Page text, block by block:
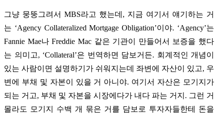
그냥 뭉뚱그려서 MBS라고 했는데, 지금 여기서 얘기하는 거
는 ‘Agency Collateralized Mortgage Obligation’이야. ‘Agency’는
Fannie Mae나 Freddie Mac 같은 기관이 만들어서 보증을 했다
는 의미고, ‘Collateral’은 번역하면 담보거든. 회계적인 개념이
있는 사람이면 설명하기가 쉬워지는데 좌변에 자산이 있고, 우
변에 부채 및 자본이 있을 거 아니야. 여기서 자산은 모기지가
되는 거고, 부채 및 자본을 시장에다가 내다 파는 거지. 그런 거
몰라도 모기지 수백 개 묶은 거를 담보로 투자자들한테 돈을